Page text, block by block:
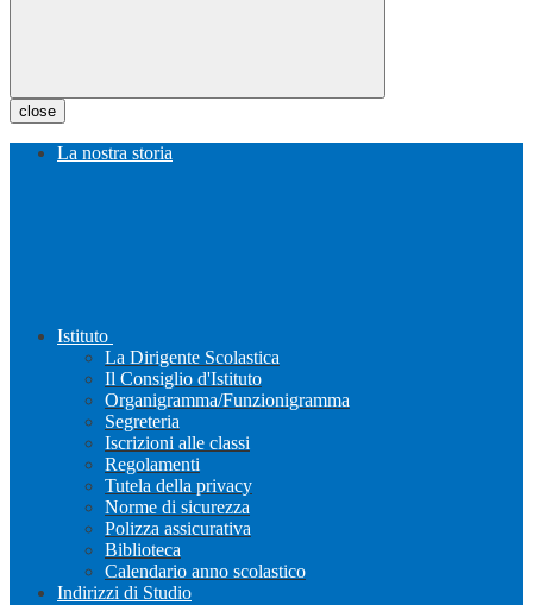
close
La nostra storia
Istituto
La Dirigente Scolastica
Il Consiglio d'Istituto
Organigramma/Funzionigramma
Segreteria
Iscrizioni alle classi
Regolamenti
Tutela della privacy
Norme di sicurezza
Polizza assicurativa
Biblioteca
Calendario anno scolastico
Indirizzi di Studio